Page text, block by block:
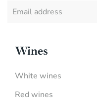
Wines
White wines
Red wines